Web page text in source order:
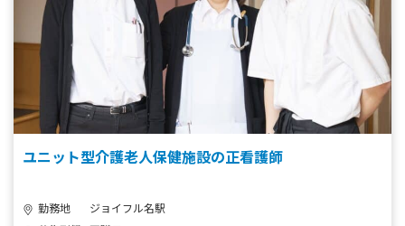
ユニット型介護老人保健施設の正看護師
勤務地
ジョイフル名駅